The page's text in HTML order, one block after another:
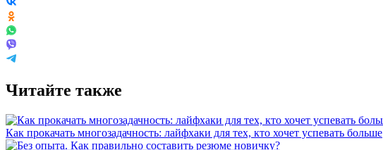
Читайте также
Как прокачать многозадачность: лайфхаки для тех, кто хочет успевать больше